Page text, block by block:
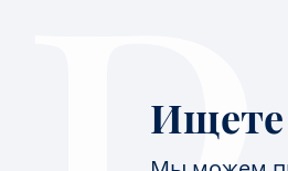
Ищете